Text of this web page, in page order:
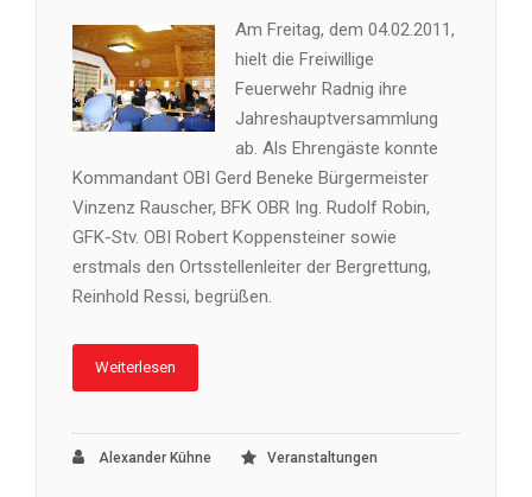
Am Freitag, dem 04.02.2011,
hielt die Freiwillige
Feuerwehr Radnig ihre
Jahreshauptversammlung
ab. Als Ehrengäste konnte
Kommandant OBI Gerd Beneke Bürgermeister
Vinzenz Rauscher, BFK OBR Ing. Rudolf Robin,
GFK-Stv. OBI Robert Koppensteiner sowie
erstmals den Ortsstellenleiter der Bergrettung,
Reinhold Ressi, begrüßen.
Weiterlesen
Alexander Kühne Veranstaltungen